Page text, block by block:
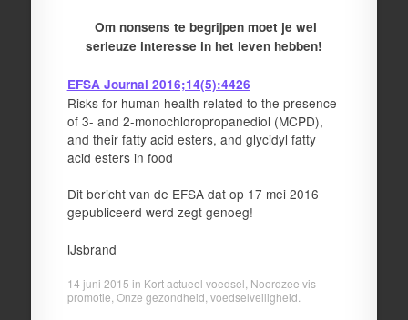
Om nonsens te begrijpen moet je wel
serieuze interesse in het leven hebben!
EFSA Journal 2016;14(5):4426
Risks for human health related to the presence
of 3- and 2-monochloropropanediol (MCPD),
and their fatty acid esters, and glycidyl fatty
acid esters in food
Dit bericht van de EFSA dat op 17 mei 2016
gepubliceerd werd zegt genoeg!
IJsbrand
14 juni 2015 in Kort actueel voedsel Noordzee vis
promotie Onze gezondheid voedselveiligheid